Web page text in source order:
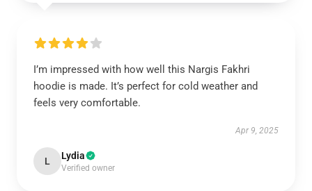
I’m impressed with how well this Nargis Fakhri
hoodie is made. It’s perfect for cold weather and
feels very comfortable.
Apr 9, 2025
L Lydia
Verified owner